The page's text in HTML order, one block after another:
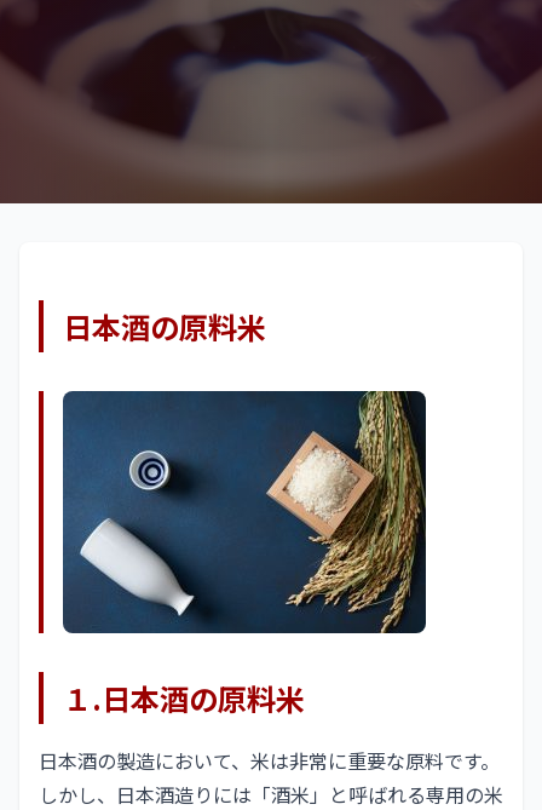
日本酒の原料米
１.日本酒の原料米
日本酒の製造において、米は非常に重要な原料です。
しかし、日本酒造りには「酒米」と呼ばれる専用の米